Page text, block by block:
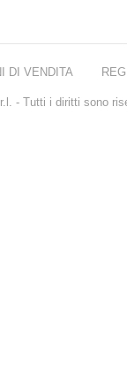
DI VENDITA
- Tutti i diritti sono